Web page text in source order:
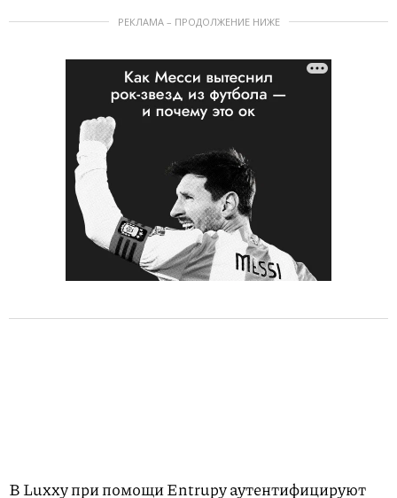
РЕКЛАМА – ПРОДОЛЖЕНИЕ НИЖЕ
В Luxxy при помощи Entrupy аутентифицируют